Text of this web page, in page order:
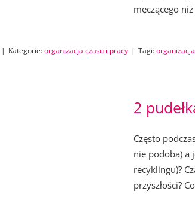
męczącego
| Kategorie:organizacja czasu i pracy | Tagi:organizacja
2
Często
nie podoba) a
recyklingu)?
przyszłości?